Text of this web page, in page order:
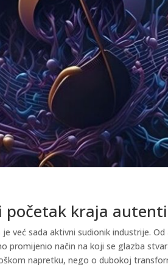
kraja
već sada aktivni sudionik industrije.
promijenio način na koji se glazba
napretku, nego o dubokoj